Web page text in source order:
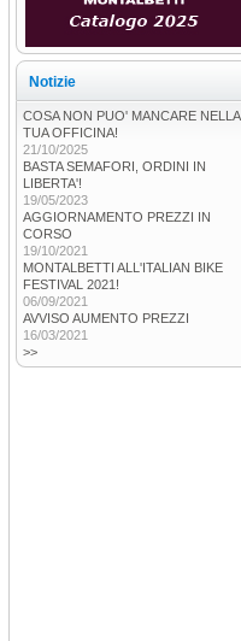
Notizie
COSA NON PUO' MANCARE NELLA
TUA OFFICINA!
21/10/2025
BASTA SEMAFORI, ORDINI IN
LIBERTA'!
19/05/2023
AGGIORNAMENTO PREZZI IN
CORSO
19/10/2021
MONTALBETTI ALL'ITALIAN BIKE
FESTIVAL 2021!
06/09/2021
AVVISO AUMENTO PREZZI
16/03/2021
>>